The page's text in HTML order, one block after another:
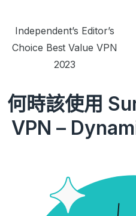
Independent’s Editor’s
Choice Best Value VPN
2023
何時該使用
VPN –